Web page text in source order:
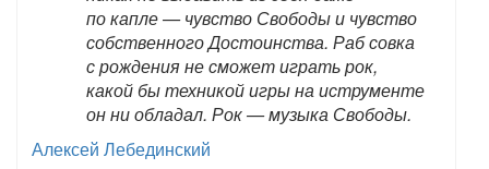
по капле — чувство Свободы и чувство
собственного Достоинства. Раб совка
с рождения не сможет играть рок,
какой бы техникой игры на иструменте
он ни обладал. Рок — музыка Свободы.
Алексей Лебединский